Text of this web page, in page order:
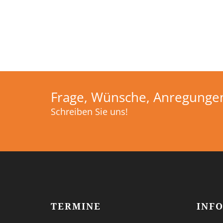
Frage, Wünsche,
Schreiben Sie uns!
TERMINE